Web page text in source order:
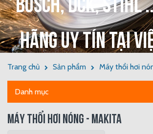
Bosch, DCK, Stihl
hãng uy tín tại
Trang chủ Sản phẩm Máy thổi hơi
Danh mục
MÁY THỔI HƠI NÓNG - MAKITA